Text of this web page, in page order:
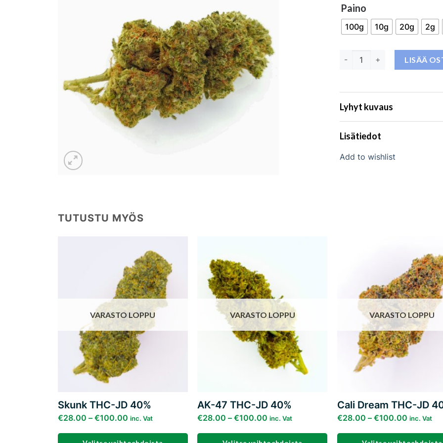
Paino
100g 10g 20g 2g
Amnesia THC-JD 40%
LISÄÄ
Lyhyt kuvaus
Lisätiedot
Add to wishlist
TUTUSTU MYÖS
Add to
wishlist
VARASTO LOPPU
Skunk THC-JD 40%
€28.00 – €100.00 inc. Vat
VARASTO LOPPU
AK-47 THC-JD 40%
€28.00 –€100.00 inc. Vat
VARASTO LOPPU
Cali Dream THC-JD
€28.00 – €100.00 inc. Vat